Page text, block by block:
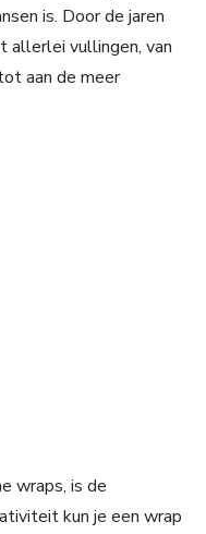
is. Door de jaren
allerlei vullingen, van
aan de meer
wraps, is de
kun je een wrap